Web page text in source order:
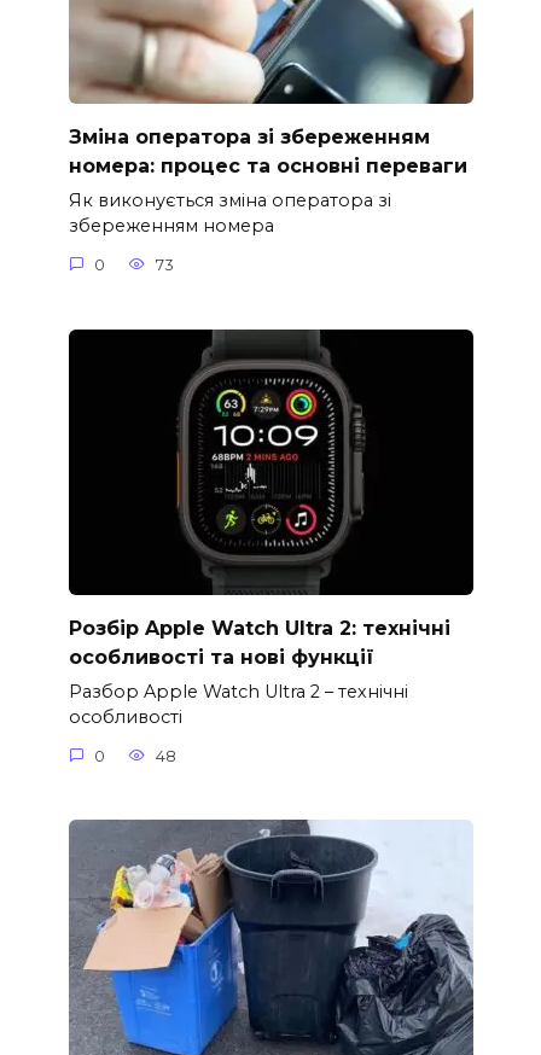
Зміна оператора зі збереженням
номера: процес та основні переваги
Як виконується зміна оператора зі
збереженням номера
0 73
Розбір Apple Watch Ultra 2: технічні
особливості та нові функції
Разбор Apple Watch Ultra 2 – технічні
особливості
0 48